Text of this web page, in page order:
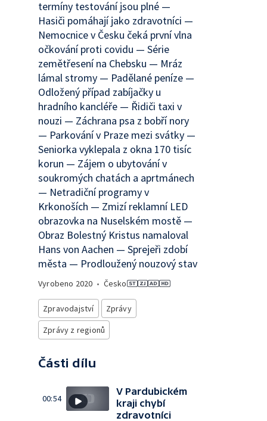
termíny testování jsou plné —
Hasiči pomáhají jako zdravotníci —
Nemocnice v Česku čeká první vlna
očkování proti covidu — Série
zemětřesení na Chebsku — Mráz
lámal stromy — Padělané peníze —
Odložený případ zabíjačky u
hradního kancléře — Řidiči taxi v
nouzi — Záchrana psa z bobří nory
— Parkování v Praze mezi svátky —
Seniorka vyklepala z okna 170 tisíc
korun — Zájem o ubytování v
soukromých chatách a aprtmánech
— Netradiční programy v
Krkonoších — Zmizí reklamní LED
obrazovka na Nuselském mostě —
Obraz Bolestný Kristus namaloval
Hans von Aachen — Sprejeři zdobí
města — Prodloužený nouzový stav
Vyrobeno 2020 • Česko
Zpravodajství
Zprávy
Zprávy z regionů
Části dílu
00:54
V Pardubickém
kraji chybí
zdravotníci